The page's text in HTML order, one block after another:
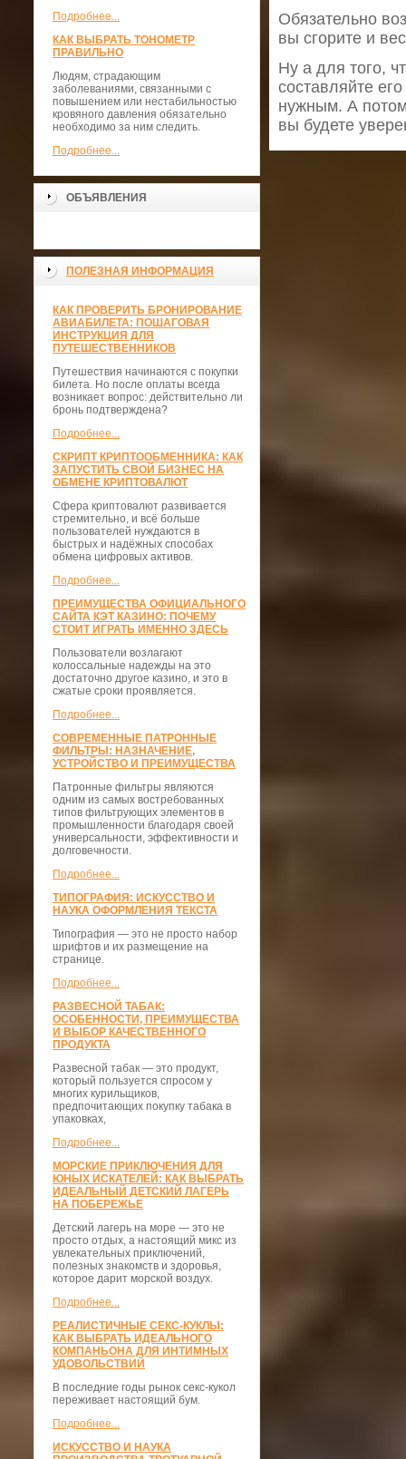
Подробнее...
КАК ВЫБРАТЬ ТОНОМЕТР
ПРАВИЛЬНО
Людям, страдающим
заболеваниями, связанными с
повышением или нестабильностью
кровяного давления обязательно
необходимо за ним следить.
Подробнее...
ОБЪЯВЛЕНИЯ
ПОЛЕЗНАЯ ИНФОРМАЦИЯ
КАК ПРОВЕРИТЬ БРОНИРОВАНИЕ
АВИАБИЛЕТА: ПОШАГОВАЯ
ИНСТРУКЦИЯ ДЛЯ
ПУТЕШЕСТВЕННИКОВ
Путешествия начинаются с покупки
билета. Но после оплаты всегда
возникает вопрос: действительно ли
бронь подтверждена?
Подробнее...
СКРИПТ КРИПТООБМЕННИКА: КАК
ЗАПУСТИТЬ СВОЙ БИЗНЕС НА
ОБМЕНЕ КРИПТОВАЛЮТ
Сфера криптовалют развивается
стремительно, и всё больше
пользователей нуждаются в
быстрых и надёжных способах
обмена цифровых активов.
Подробнее...
ПРЕИМУЩЕСТВА ОФИЦИАЛЬНОГО
САЙТА КЭТ КАЗИНО: ПОЧЕМУ
СТОИТ ИГРАТЬ ИМЕННО ЗДЕСЬ
Пользователи возлагают
колоссальные надежды на это
достаточно другое казино, и это в
сжатые сроки проявляется.
Подробнее...
СОВРЕМЕННЫЕ ПАТРОННЫЕ
ФИЛЬТРЫ: НАЗНАЧЕНИЕ,
УСТРОЙСТВО И ПРЕИМУЩЕСТВА
Патронные фильтры являются
одним из самых востребованных
типов фильтрующих элементов в
промышленности благодаря своей
универсальности, эффективности и
долговечности.
Подробнее...
ТИПОГРАФИЯ: ИСКУССТВО И
НАУКА ОФОРМЛЕНИЯ ТЕКСТА
Типография — это не просто набор
шрифтов и их размещение на
странице.
Подробнее...
РАЗВЕСНОЙ ТАБАК:
ОСОБЕННОСТИ, ПРЕИМУЩЕСТВА
И ВЫБОР КАЧЕСТВЕННОГО
ПРОДУКТА
Развесной табак — это продукт,
который пользуется спросом у
многих курильщиков,
предпочитающих покупку табака в
упаковках,
Подробнее...
МОРСКИЕ ПРИКЛЮЧЕНИЯ ДЛЯ
ЮНЫХ ИСКАТЕЛЕЙ: КАК ВЫБРАТЬ
ИДЕАЛЬНЫЙ ДЕТСКИЙ ЛАГЕРЬ
НА ПОБЕРЕЖЬЕ
Детский лагерь на море — это не
просто отдых, а настоящий микс из
увлекательных приключений,
полезных знакомств и здоровья,
которое дарит морской воздух.
Подробнее...
РЕАЛИСТИЧНЫЕ СЕКС-КУКЛЫ:
КАК ВЫБРАТЬ ИДЕАЛЬНОГО
КОМПАНЬОНА ДЛЯ ИНТИМНЫХ
УДОВОЛЬСТВИЙ
В последние годы рынок секс-кукол
переживает настоящий бум.
Подробнее...
ИСКУССТВО И НАУКА
Обязательно
вы сгорите и
Ну а для того,
составляйте
нужным. А
вы будете